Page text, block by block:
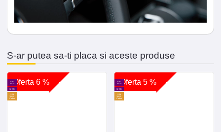
S-ar putea sa-ti placa si aceste produse
Oferta 6 %
4GB
RAM
32 GB
SIM
30GB
Cadou
Oferta 5 %
4GB
RAM
32 GB
SIM
30GB
Cadou